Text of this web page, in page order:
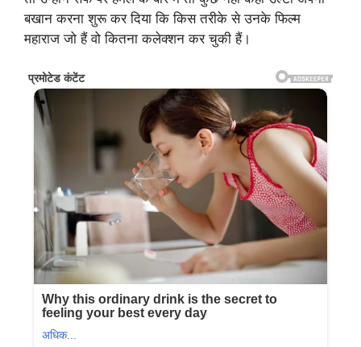
बखान करना शुरू कर दिया कि किस तरीके से उनके फिल्म
महाराज जो हैं वो कितना कलेक्शन कर चुकी हैं।